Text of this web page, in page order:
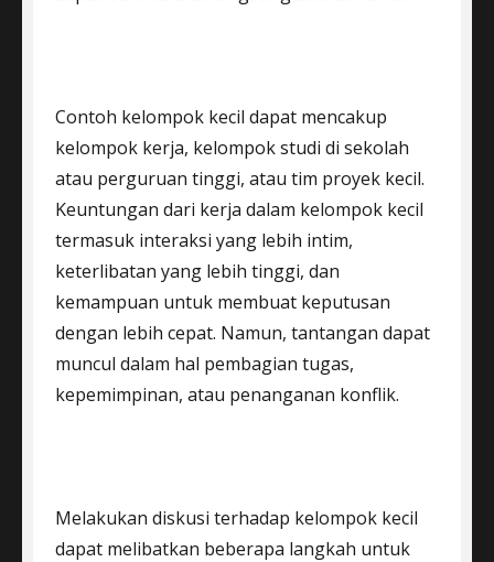
Contoh kelompok kecil dapat mencakup
kelompok kerja, kelompok studi di sekolah
atau perguruan tinggi, atau tim proyek kecil.
Keuntungan dari kerja dalam kelompok kecil
termasuk interaksi yang lebih intim,
keterlibatan yang lebih tinggi, dan
kemampuan untuk membuat keputusan
dengan lebih cepat. Namun, tantangan dapat
muncul dalam hal pembagian tugas,
kepemimpinan, atau penanganan konflik.
Melakukan diskusi terhadap kelompok kecil
dapat melibatkan beberapa langkah untuk